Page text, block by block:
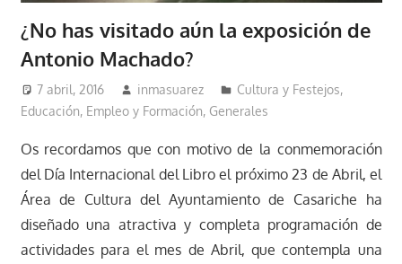
¿No has visitado aún la exposición de
Antonio Machado?
7 abril, 2016 inmasuarez Cultura y Festejos,
Educación, Empleo y Formación, Generales
Os recordamos que con motivo de la conmemoración
del Día Internacional del Libro el próximo 23 de Abril, el
Área de Cultura del Ayuntamiento de Casariche ha
diseñado una atractiva y completa programación de
actividades para el mes de Abril, que contempla una